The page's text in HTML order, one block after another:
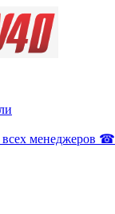
менеджеров ☎